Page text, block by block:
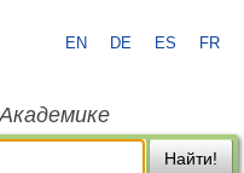
EN DE ES FR
Найти!